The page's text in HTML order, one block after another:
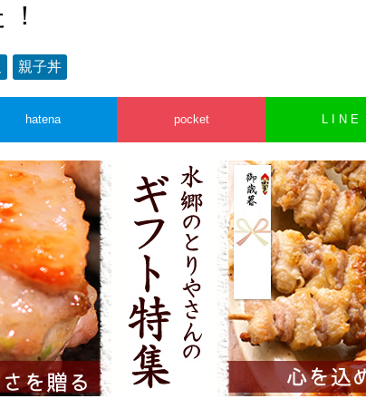
親子丼
hatena pocket L I N E